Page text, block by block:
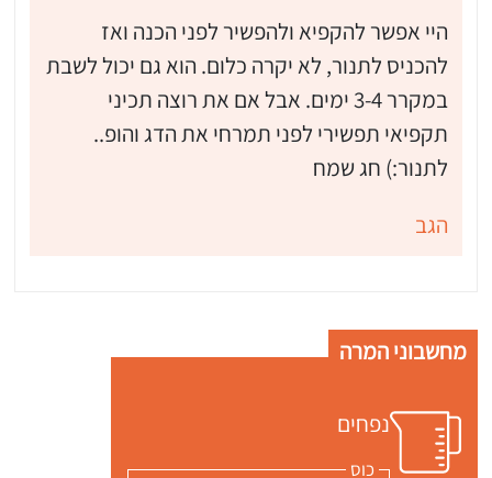
היי אפשר להקפיא ולהפשיר לפני הכנה ואז
להכניס לתנור, לא יקרה כלום. הוא גם יכול לשבת
במקרר 3-4 ימים. אבל אם את רוצה תכיני
תקפיאי תפשירי לפני תמרחי את הדג והופ..
לתנור:) חג שמח
הגב
מחשבוני המרה
נפחים
כוס